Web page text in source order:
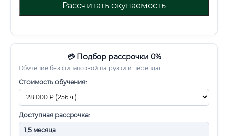
Рассчитать окупаемость
💳 Подбор рассрочки 0%
Обучение без финансовой нагрузки и переплат
Стоимость обучения:
Доступная рассрочка: